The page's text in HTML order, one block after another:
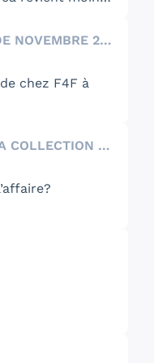
RÉCAP DES BONS PLANS COLLECTOR DE NOVEMBRE 2018
chez F4F à
LE BON MOMENT POUR COMMENCER SA COLLECTION DE BLU-RAY 4K ?
et nous faire